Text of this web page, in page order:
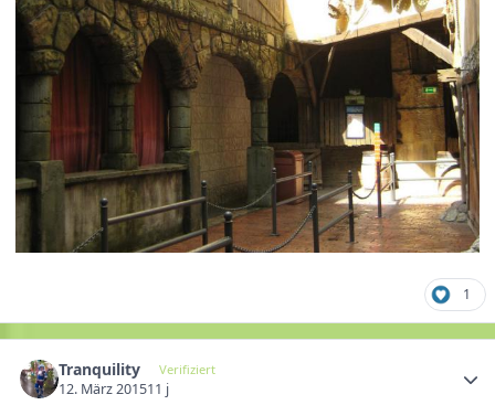
1
Tranquility Verifiziert
12. März 201511 j